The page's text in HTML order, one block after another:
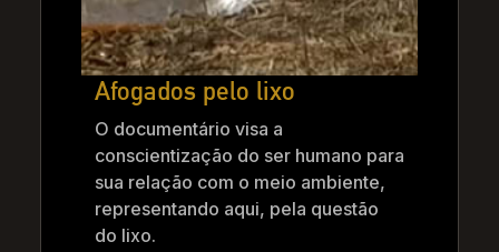
Afogados pelo lixo
O documentário visa a
conscientização do ser humano para
sua relação com o meio ambiente,
representando aqui, pela questão
do lixo.